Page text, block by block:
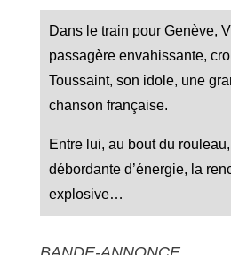
Dans le train pour Genève,
passagère envahissante,
Toussaint, son idole, une
chanson française.
Entre lui, au bout du
débordante d’énergie, la
explosive…